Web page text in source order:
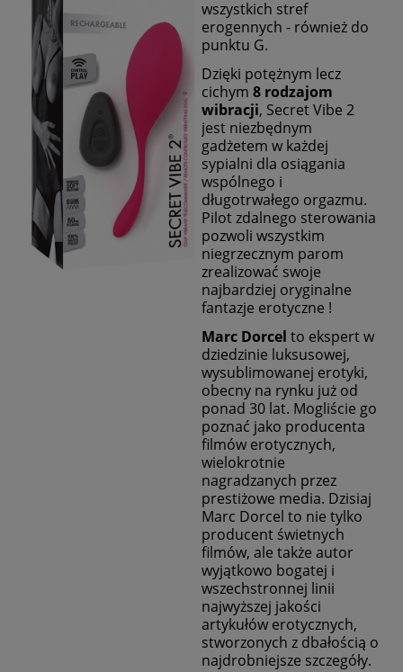
wszystkich stref
erogennych - również do
punktu G.
Dzięki potężnym lecz
cichym 8 rodzajom
wibracji, Secret Vibe 2
jest niezbędnym
gadżetem w każdej
sypialni dla osiągania
wspólnego i
długotrwałego orgazmu.
Pilot zdalnego sterowania
pozwoli wszystkim
niegrzecznym parom
zrealizować swoje
najbardziej oryginalne
fantazje erotyczne !
Marc Dorcel to ekspert w
dziedzinie luksusowej,
wysublimowanej erotyki,
obecny na rynku już od
ponad 30 lat. Mogliście go
poznać jako producenta
filmów erotycznych,
wielokrotnie
nagradzanych przez
prestiżowe media. Dzisiaj
Marc Dorcel to nie tylko
producent świetnych
filmów, ale także autor
wyjątkowo bogatej i
wszechstronnej linii
najwyższej jakości
artykułów erotycznych,
stworzonych z dbałością o
najdrobniejsze szczegóły.